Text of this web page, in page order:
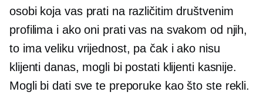
osobi koja vas prati na različitim društvenim
profilima i ako oni prati vas na svakom od njih,
to ima veliku vrijednost, pa čak i ako nisu
klijenti danas, mogli bi postati klijenti kasnije.
Mogli bi dati sve te preporuke kao što ste rekli.